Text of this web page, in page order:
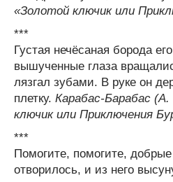
«Золотой ключик или
***
Густая нечёсаная борода
вышученные глаза
лязгал зубами. В руке он
плетку. Карабас-Барабас
ключик или Приключения
***
Помогите, помогите,
отворилось, и из него